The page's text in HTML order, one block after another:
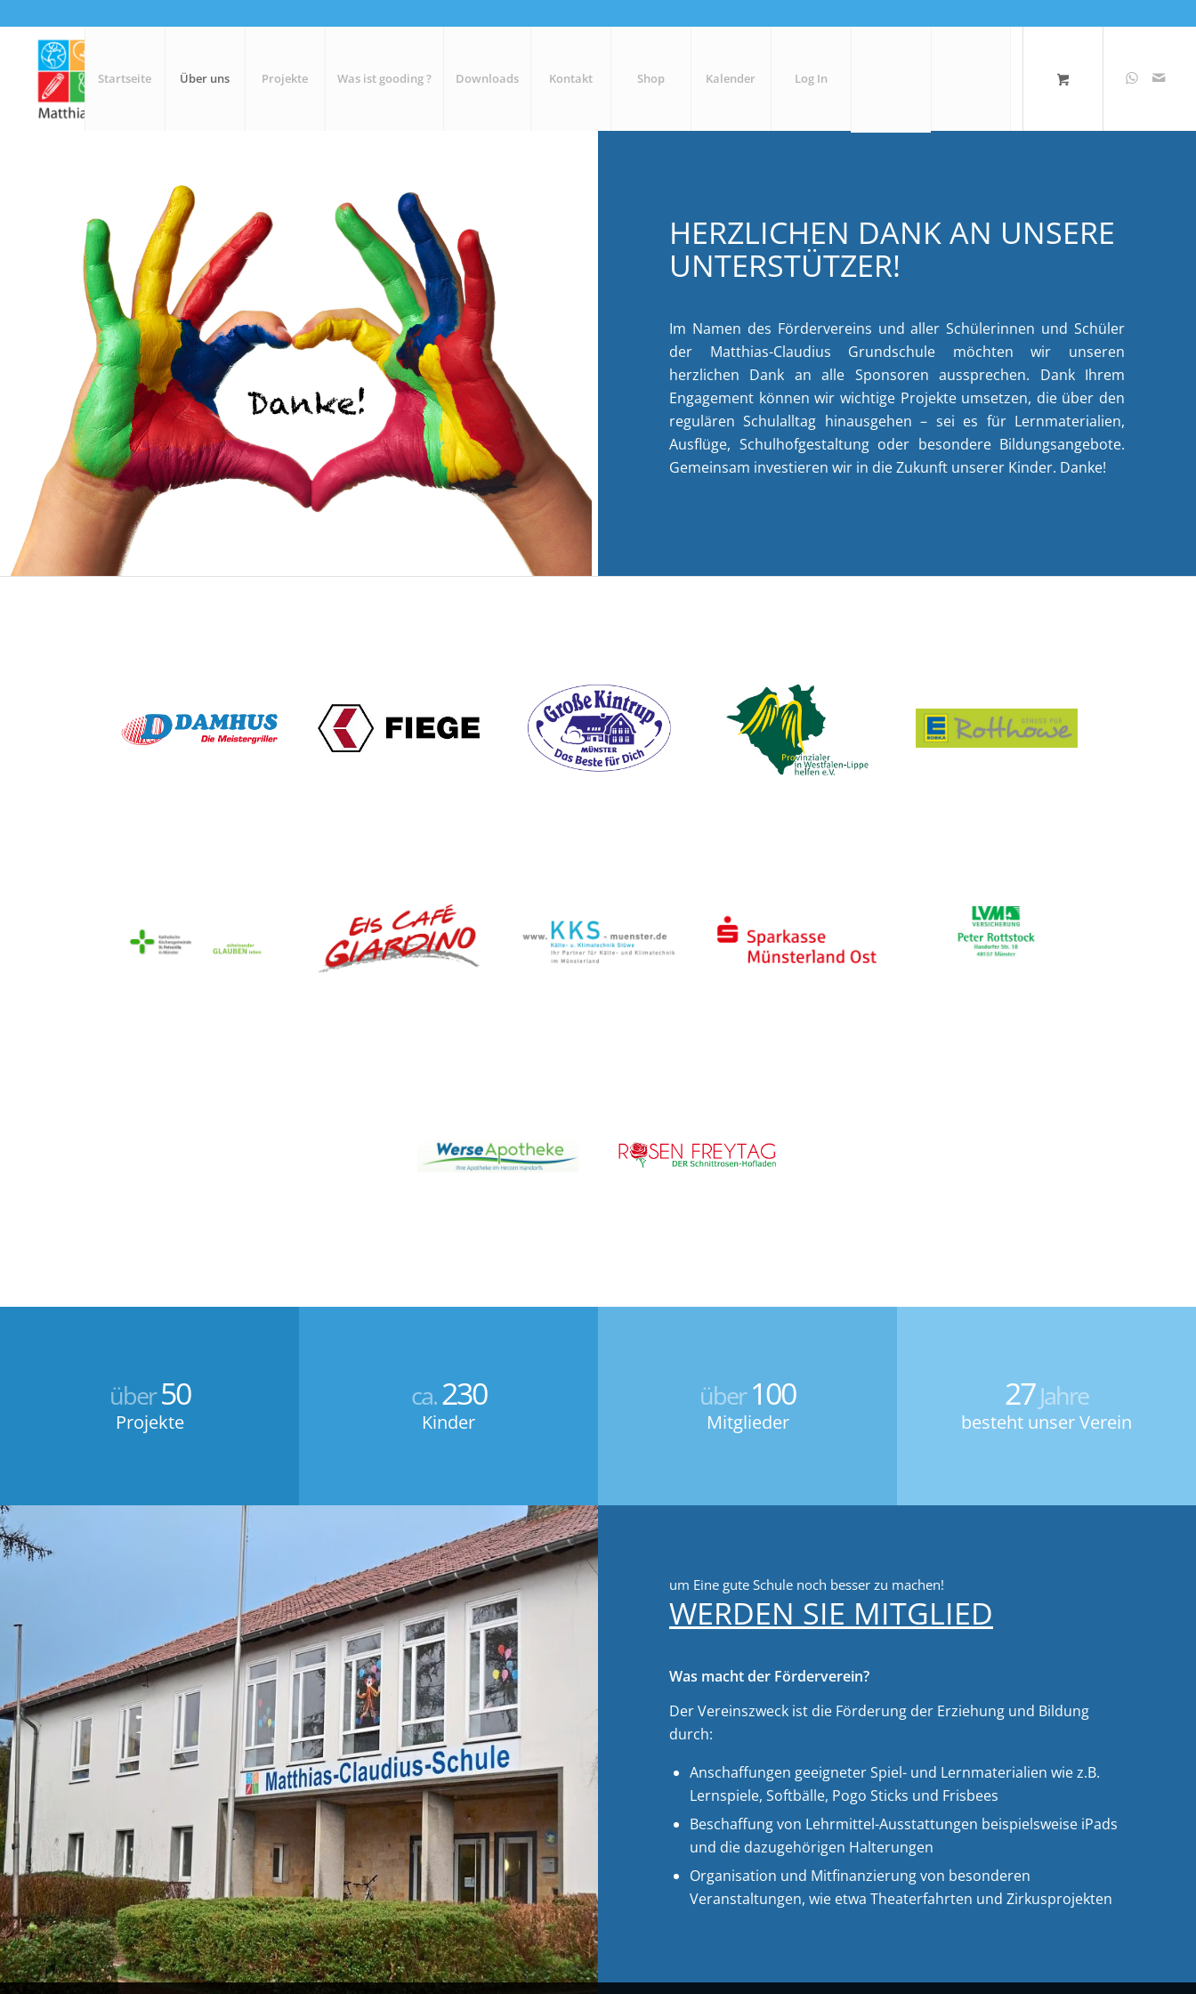
Startseite Über uns Projekte Was ist gooding ? Downloads Kontakt Shop Kalender Log In
HERZLICHEN DANK AN UNSERE
UNTERSTÜTZER!
Im Namen des Fördervereins und aller Schülerinnen und Schüler
der Matthias-Claudius Grundschule möchten wir unseren
herzlichen Dank an alle Sponsoren aussprechen. Dank Ihrem
Engagement können wir wichtige Projekte umsetzen, die über den
regulären Schulalltag hinausgehen – sei es für Lernmaterialien,
Ausflüge, Schulhofgestaltung oder besondere Bildungsangebote.
Gemeinsam investieren wir in die Zukunft unserer Kinder. Danke!
über50
Projekte
ca.230
Kinder
über100
Mitglieder
27Jahre
besteht unser Verein
um Eine gute Schule noch besser zu machen!
WERDEN SIE MITGLIED
Was macht der Förderverein?
Der Vereinszweck ist die Förderung der Erziehung und Bildung
durch:
Anschaffungen geeigneter Spiel- und Lernmaterialien wie z.B.
Lernspiele, Softbälle, Pogo Sticks und Frisbees
Beschaffung von Lehrmittel-Ausstattungen beispielsweise iPads
und die dazugehörigen Halterungen
Organisation und Mitfinanzierung von besonderen
Veranstaltungen, wie etwa Theaterfahrten und Zirkusprojekten